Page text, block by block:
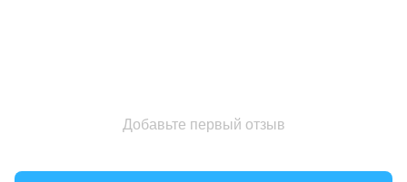
Добавьте первый отзыв